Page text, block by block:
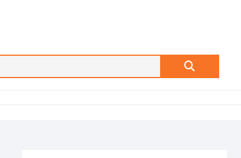
Search